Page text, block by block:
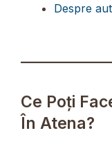
Despre
Ce Poți
În Atena?